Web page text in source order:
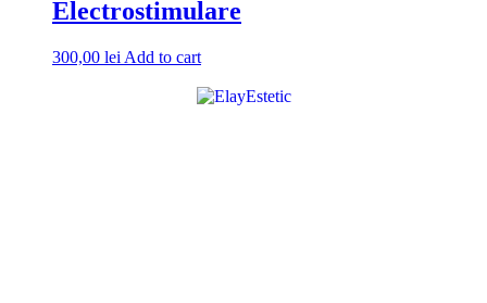
Electrostimulare
300,00 lei Add to cart